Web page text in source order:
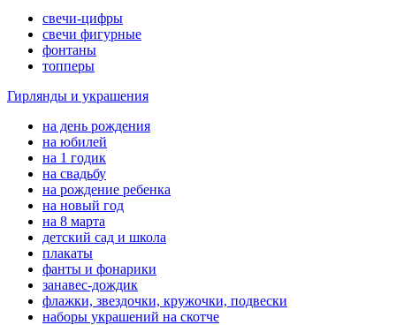
свечи-цифры
свечи фигурные
фонтаны
топперы
Гирлянды и украшения
на день рождения
на юбилей
на 1 годик
на свадьбу
на рождение ребенка
на новый год
на 8 марта
детский сад и школа
плакаты
фанты и фонарики
занавес-дождик
флажки, звездочки, кружочки, подвески
наборы украшений на скотче